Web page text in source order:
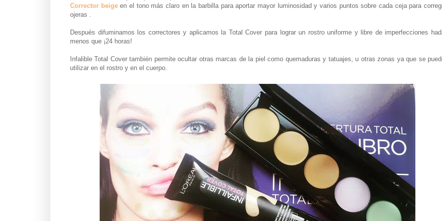
Corrector beigeen el tono más claro en la barbilla para aportar mayor luminosidad y varios puntos sobre cada ceja para
ojeras .
Después difuminamos los correctores y aplicamos la Total Cover para lograr un rostro uniforme y libre de imperfecciones
menos que ¡24 horas!
Infalible Total Cover también permite ocultar otras marcas de la piel como quemaduras y tatuajes, u otras zonas ya que se
utilizar en el rostro y en el cuerpo.